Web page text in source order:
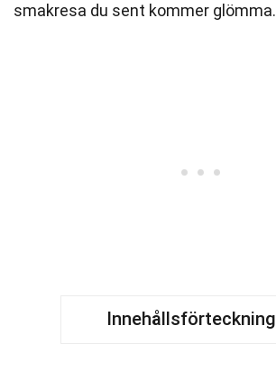
smakresa du sent kommer glömma.
Innehållsförteckning